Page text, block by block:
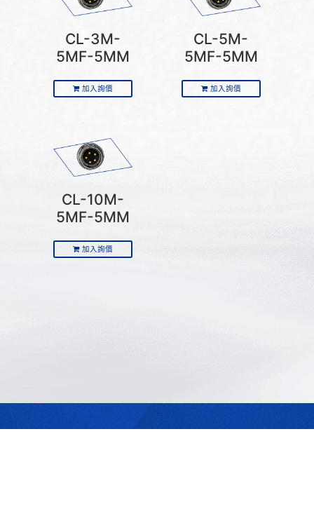
CL-3M-
5MF-5MM
加入詢價
CL-5M-
5MF-5MM
加入詢價
CL-10M-
5MF-5MM
加入詢價